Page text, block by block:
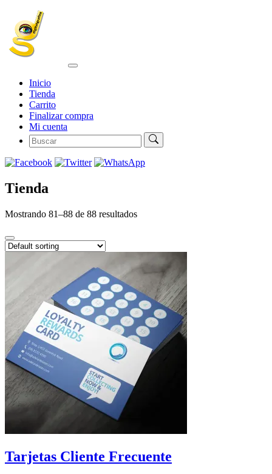
Inicio
Tienda
Carrito
Finalizar compra
Mi cuenta
Tienda
Mostrando 81–88 de 88 resultados
Tarjetas Cliente Frecuente